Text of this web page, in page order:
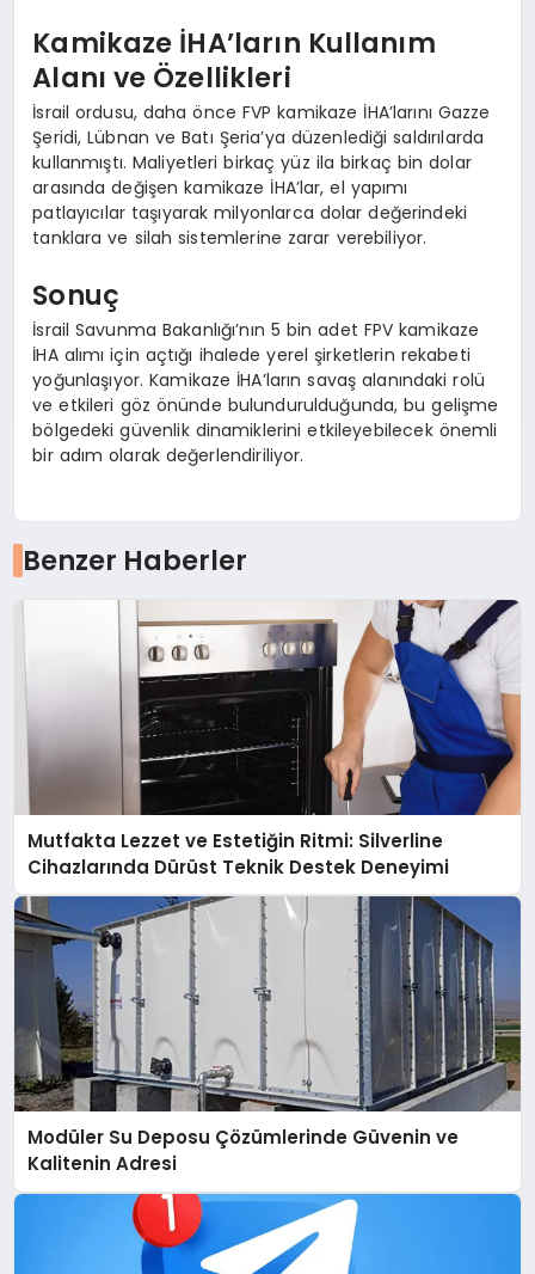
Kamikaze İHA’ların Kullanım
Alanı ve Özellikleri
İsrail ordusu, daha önce FVP kamikaze İHA’larını Gazze
Şeridi, Lübnan ve Batı Şeria’ya düzenlediği saldırılarda
kullanmıştı. Maliyetleri birkaç yüz ila birkaç bin dolar
arasında değişen kamikaze İHA’lar, el yapımı
patlayıcılar taşıyarak milyonlarca dolar değerindeki
tanklara ve silah sistemlerine zarar verebiliyor.
Sonuç
İsrail Savunma Bakanlığı’nın 5 bin adet FPV kamikaze
İHA alımı için açtığı ihalede yerel şirketlerin rekabeti
yoğunlaşıyor. Kamikaze İHA’ların savaş alanındaki rolü
ve etkileri göz önünde bulundurulduğunda, bu gelişme
bölgedeki güvenlik dinamiklerini etkileyebilecek önemli
bir adım olarak değerlendiriliyor.
Benzer Haberler
Mutfakta Lezzet ve Estetiğin Ritmi: Silverline
Cihazlarında Dürüst Teknik Destek Deneyimi
Modüler Su Deposu Çözümlerinde Güvenin ve
Kalitenin Adresi